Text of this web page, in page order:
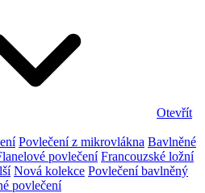
Otevřít
Povlečení z mikrovlákna Bavlněné
povlečení Francouzské ložní
Nová kolekce Povlečení bavlněný
povlečení